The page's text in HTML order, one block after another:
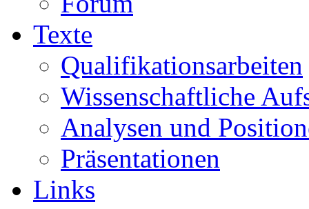
Texte
Qualifikationsarbeiten
Wissenschaftliche
Analysen und
Präsentationen
Links